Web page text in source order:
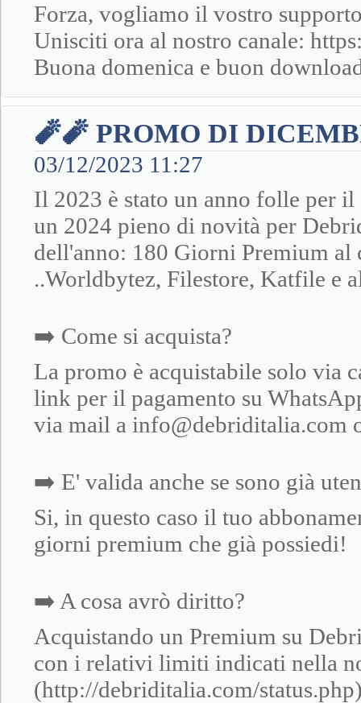
Forza, vogliamo il vostro
Unisciti ora al nostro canale:
Buona domenica e buon
🧨🧨 PROMO DI
03/12/2023 11:27
Il 2023 è stato un anno folle per
un 2024 pieno di novità per
dell'anno: 180 Giorni Premium
..Worldbytez, Filestore, Katfile e
➡️ Come si acquista?
La promo è acquistabile solo via
link per il pagamento su
via mail a info@debriditalia.com
➡️ E' valida anche se sono già
Si, in questo caso il tuo
giorni premium che già possiedi!
➡️ A cosa avrò diritto?
Acquistando un Premium su
con i relativi limiti indicati nella
(http://debriditalia.com/